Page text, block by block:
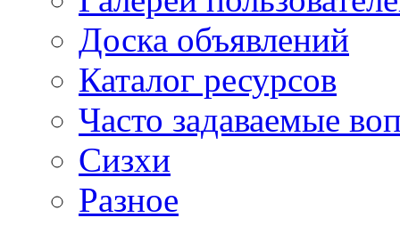
Доска объявлений
Каталог ресурсов
Часто задаваемые
Сизхи
Разное